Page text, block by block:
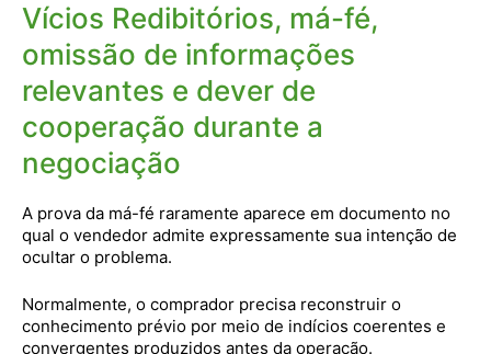
Vícios Redibitórios, má-fé,
omissão de informações
relevantes e dever de
cooperação durante a
negociação
A prova da má-fé raramente aparece em documento no
qual o vendedor admite expressamente sua intenção de
ocultar o problema.
Normalmente, o comprador precisa reconstruir o
conhecimento prévio por meio de indícios coerentes e
convergentes produzidos antes da operação.